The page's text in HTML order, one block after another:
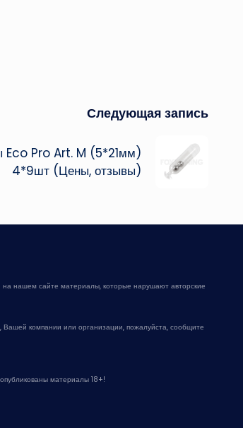
Следующая запись
Eco Pro Art. M (5*21мм)
4*9шт (Цены, отзывы)
нашем сайте материалы, которые нарушают авторские
компании или организации, пожалуйста, сообщите
материалы 18+!